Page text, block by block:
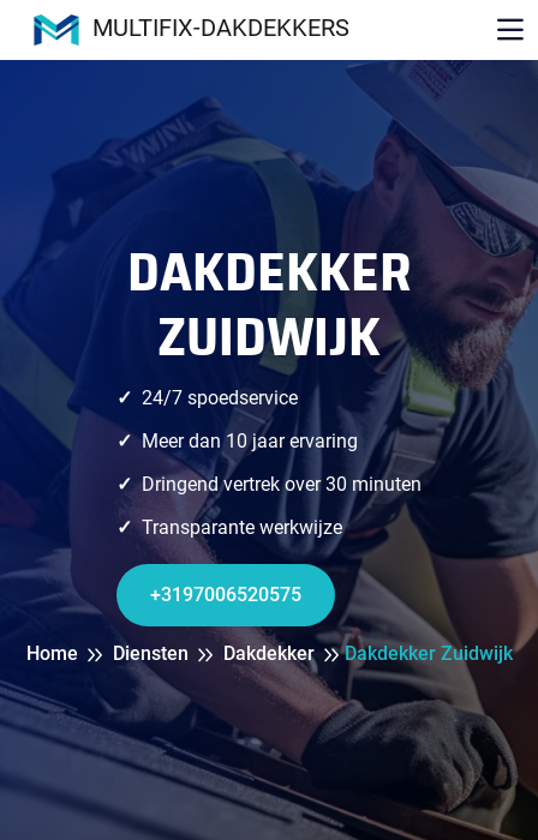
MULTIFIX-DAKDEKKERS
DAKDEKKER
ZUIDWIJK
24/7 spoedservice
Meer dan 10 jaar ervaring
Dringend vertrek over 30 minuten
Transparante werkwijze
+3197006520575
Home Diensten Dakdekker Dakdekker Zuidwijk